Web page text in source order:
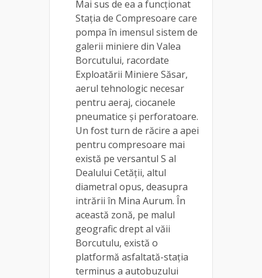
Mai sus de ea a funcționat
Stația de Compresoare care
pompa în imensul sistem de
galerii miniere din Valea
Borcutului, racordate
Exploatării Miniere Săsar,
aerul tehnologic necesar
pentru aeraj, ciocanele
pneumatice și perforatoare.
Un fost turn de răcire a apei
pentru compresoare mai
există pe versantul S al
Dealului Cetății, altul
diametral opus, deasupra
intrării în Mina Aurum. În
această zonă, pe malul
geografic drept al văii
Borcutulu, există o
platformă asfaltată-stația
terminus a autobuzului